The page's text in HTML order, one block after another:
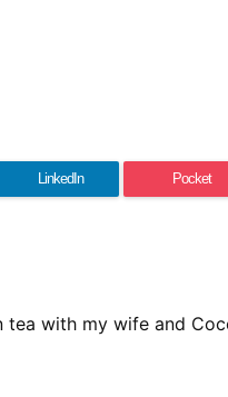
LinkedIn Pocket
with my wife and